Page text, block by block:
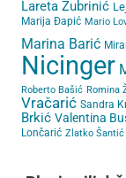
Lareta Žubrinić
Marija Đapić Mario
Marina Barić
Nicinger
Roberto Bašić Romina
Vračarić Sandra
Brkić Valentina
Lončarić Zlatko Šantić